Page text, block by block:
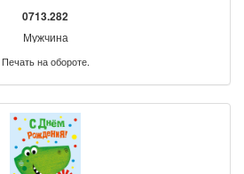
0713.282
Мужчина
Печать на обороте.